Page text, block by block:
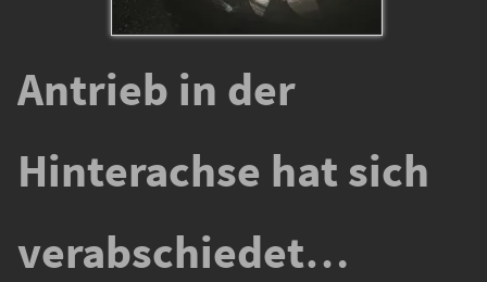
Antrieb in der
Hinterachse hat sich
verabschiedet…